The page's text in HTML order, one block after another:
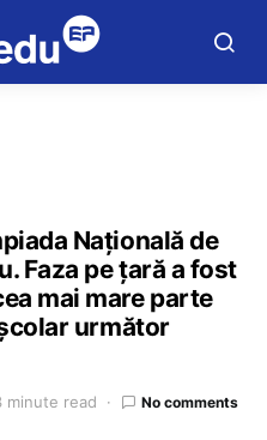
Națională de
Faza pe țară a fost
mai mare parte
următor
minute read No comments